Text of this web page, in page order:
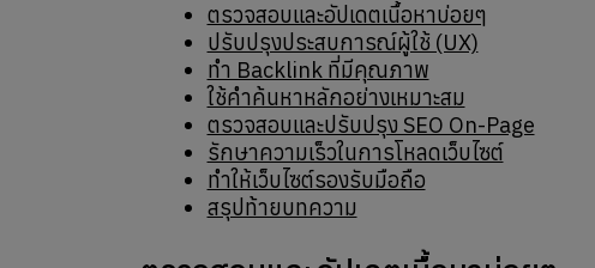
ตรวจสอบและอัปเดตเนื้อหาบ่อยๆ
ปรับปรุงประสบการณ์ผู้ใช้ (UX)
ทำ Backlink ที่มีคุณภาพ
ใช้คำค้นหาหลักอย่างเหมาะสม
ตรวจสอบและปรับปรุง SEO On-Page
รักษาความเร็วในการโหลดเว็บไซต์
ทำให้เว็บไซต์รองรับมือถือ
สรุปท้ายบทความ